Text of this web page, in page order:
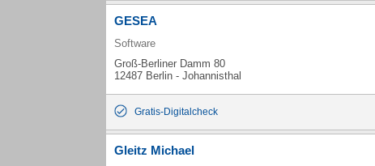
GESEA
Software
Groß-Berliner Damm 80
12487 Berlin - Johannisthal
Gratis-Digitalcheck
Gleitz Michael